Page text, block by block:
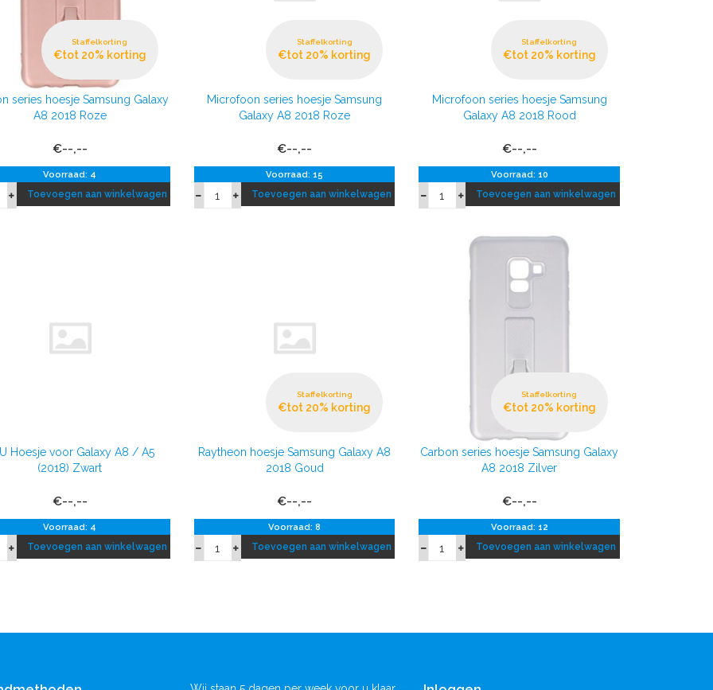
Staffelkorting
€tot 20% korting
series hoesje Samsung Galaxy
A8 2018 Roze
€--,--
Voorraad: 4
Toevoegen aan winkelwagen
Staffelkorting
€tot 20% korting
Microfoon series hoesje Samsung
Galaxy A8 2018 Roze
€--,--
Voorraad: 15
Toevoegen aan winkelwagen
Staffelkorting
€tot 20% korting
Microfoon series hoesje Samsung
Galaxy A8 2018 Rood
€--,--
Voorraad: 10
Toevoegen aan winkelwagen
Hoesje voor Galaxy A8 / A5
(2018) Zwart
€--,--
Voorraad: 4
Toevoegen aan winkelwagen
Staffelkorting
€tot 20% korting
Raytheon hoesje Samsung Galaxy A8
2018 Goud
€--,--
Voorraad: 8
Toevoegen aan winkelwagen
Staffelkorting
€tot 20% korting
Carbon series hoesje Samsung Galaxy
A8 2018 Zilver
€--,--
Voorraad: 12
Toevoegen aan winkelwagen